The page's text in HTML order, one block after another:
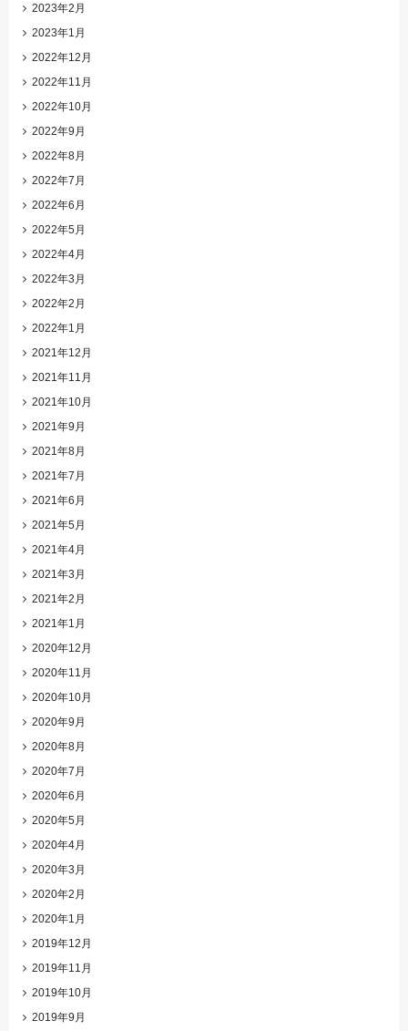
2023年2月
2023年1月
2022年12月
2022年11月
2022年10月
2022年9月
2022年8月
2022年7月
2022年6月
2022年5月
2022年4月
2022年3月
2022年2月
2022年1月
2021年12月
2021年11月
2021年10月
2021年9月
2021年8月
2021年7月
2021年6月
2021年5月
2021年4月
2021年3月
2021年2月
2021年1月
2020年12月
2020年11月
2020年10月
2020年9月
2020年8月
2020年7月
2020年6月
2020年5月
2020年4月
2020年3月
2020年2月
2020年1月
2019年12月
2019年11月
2019年10月
2019年9月